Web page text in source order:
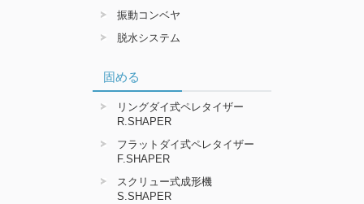
振動コンベヤ
脱水システム
固める
リングダイ式ペレタイザー
R.SHAPER
フラットダイ式ペレタイザー
F.SHAPER
スクリュー式成形機
S.SHAPER